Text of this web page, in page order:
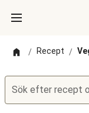
/ Recept /
Sök efter recept